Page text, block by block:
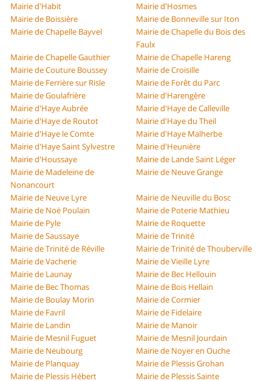
Mairie d'Habit
Mairie d'Hosmes
Mairie de Boissière
Mairie de Bonneville sur Iton
Mairie de Chapelle Bayvel
Mairie de Chapelle du Bois des
Faulx
Mairie de Chapelle Gauthier
Mairie de Chapelle Hareng
Mairie de Couture Boussey
Mairie de Croisille
Mairie de Ferrière sur Risle
Mairie de Forêt du Parc
Mairie de Goulafrière
Mairie d'Harengère
Mairie d'Haye Aubrée
Mairie d'Haye de Calleville
Mairie d'Haye de Routot
Mairie d'Haye du Theil
Mairie d'Haye le Comte
Mairie d'Haye Malherbe
Mairie d'Haye Saint Sylvestre
Mairie d'Heunière
Mairie d'Houssaye
Mairie de Lande Saint Léger
Mairie de Madeleine de
Nonancourt
Mairie de Neuve Grange
Mairie de Neuve Lyre
Mairie de Neuville du Bosc
Mairie de Noë Poulain
Mairie de Poterie Mathieu
Mairie de Pyle
Mairie de Roquette
Mairie de Saussaye
Mairie de Trinité
Mairie de Trinité de Réville
Mairie de Trinité de Thouberville
Mairie de Vacherie
Mairie de Vieille Lyre
Mairie de Launay
Mairie de Bec Hellouin
Mairie de Bec Thomas
Mairie de Bois Hellain
Mairie de Boulay Morin
Mairie de Cormier
Mairie de Favril
Mairie de Fidelaire
Mairie de Landin
Mairie de Manoir
Mairie de Mesnil Fuguet
Mairie de Mesnil Jourdain
Mairie de Neubourg
Mairie de Noyer en Ouche
Mairie de Planquay
Mairie de Plessis Grohan
Mairie de Plessis Hébert
Mairie de Plessis Sainte